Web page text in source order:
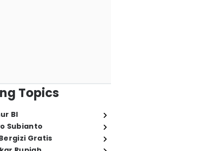
Topics
BI
Subianto
Gratis